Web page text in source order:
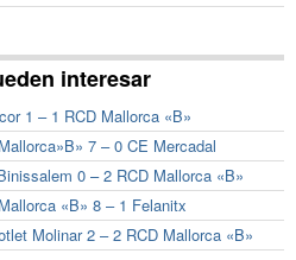
interesar
1 – 1 RCD Mallorca «B»
7 – 0 CE Mercadal
0 – 2 RCD Mallorca «B»
«B» 8 – 1 Felanitx
Molinar 2 – 2 RCD Mallorca «B»